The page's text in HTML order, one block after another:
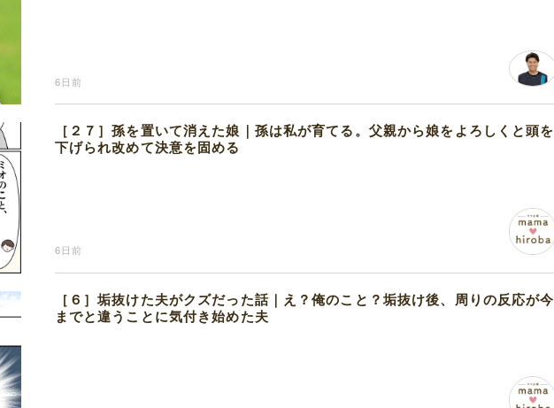
6日前
［２７］孫を置いて消えた娘｜孫は私が育てる。父親から娘をよろしくと頭を
下げられ改めて決意を固める
6日前
［６］垢抜けた夫がクズだった話｜え？俺のこと？垢抜け後、周りの反応が今
までと違うことに気付き始めた夫